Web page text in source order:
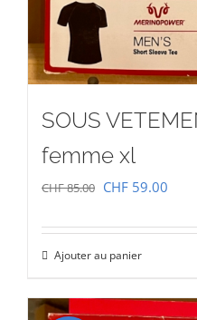
SOUS
femme xl
CHF85.00 Le
était :
CHF 85.00.
CHF 59.00
Ajouter au panier